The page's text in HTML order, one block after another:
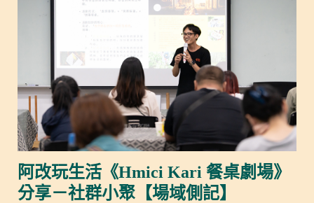
阿改玩生活《Hmici Kari 餐桌劇場》
分享－社群小聚【場域側記】